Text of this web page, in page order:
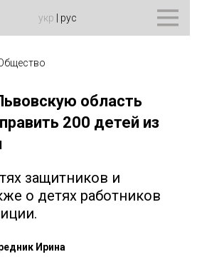
укр рус
область
200 детей из
защитников и
о детях работников
Ирина